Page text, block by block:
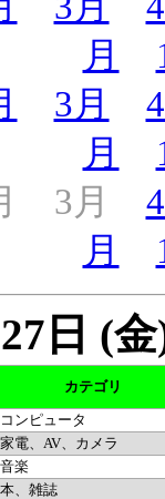
月
3月
月
3月
月
27日 (
カテゴリ
コンピュータ
家電、AV、カメラ
音楽
本、雑誌